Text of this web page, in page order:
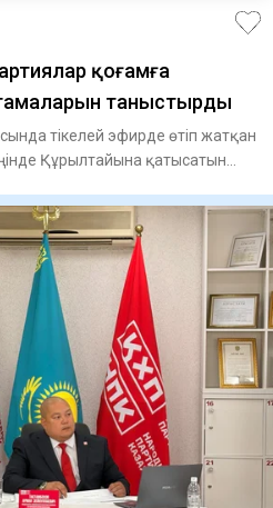
қоғамға
таныстырды
тікелей эфирде өтіп жатқан
Құрылтайына қатысатын